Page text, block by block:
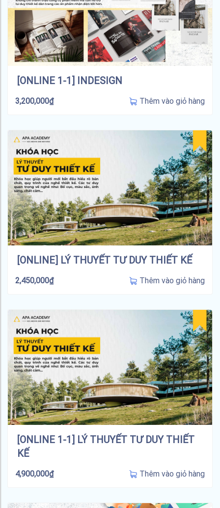
[ONLINE 1-1] INDESIGN
3,200,000₫ Thêm vào giỏ hàng
[ONLINE] LÝ THUYẾT TƯ DUY THIẾT KẾ
2,450,000₫ Thêm vào giỏ hàng
[ONLINE 1-1] LÝ THUYẾT TƯ DUY THIẾT
KẾ
4,900,000₫ Thêm vào giỏ hàng